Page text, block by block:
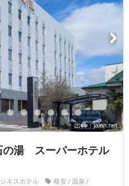
出典：jalan.net
湯 スーパーホテル
ジネスホテル 格安 / 温泉 /